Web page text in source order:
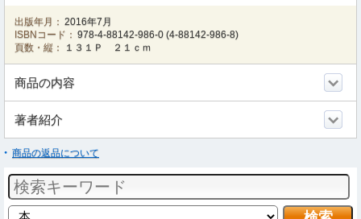
出版年月： 2016年7月
ISBNコード： 978-4-88142-986-0 (4-88142-986-8)
頁数・縦：
１３１Ｐ ２１ｃｍ
商品の内容
著者紹介
商品の返品について